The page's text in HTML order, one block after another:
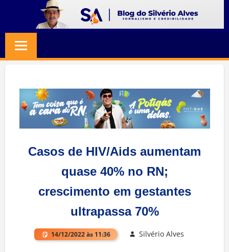
content
SILVERIO
ALVES
Jornalismo
Credibilidade
Casos de HIV/Aids aumentam
quase 40% no RN;
crescimento em gestantes
ultrapassa 70%
14/12/2022 às 11:36 Silvério Alves